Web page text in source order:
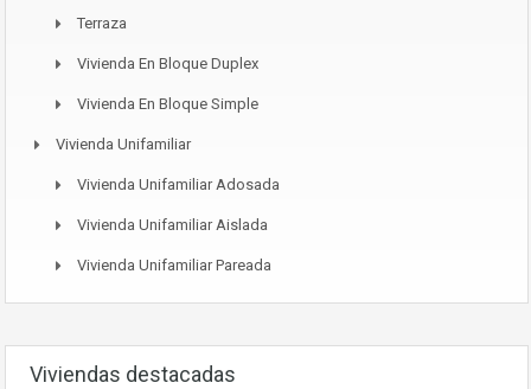
Terraza
Vivienda En Bloque Duplex
Vivienda En Bloque Simple
Vivienda Unifamiliar
Vivienda Unifamiliar Adosada
Vivienda Unifamiliar Aislada
Vivienda Unifamiliar Pareada
Viviendas destacadas